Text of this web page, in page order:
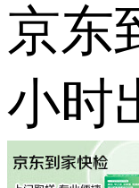
京东
小时